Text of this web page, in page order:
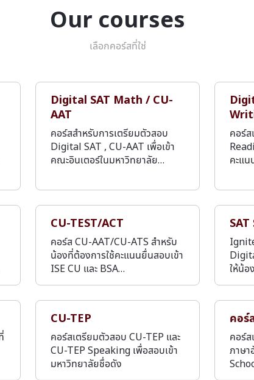
Our courses
เลือกคอร์สที่ใช่
Digital SAT Math / CU-
AAT
คอร์สสำหรับการเตรียมตัวสอบ
Digital SAT , CU-AAT เพื่อเข้า
คณะอินเตอร์ในมหาวิทยาลัย…
คอร์ส
คะแ
CU-TEST/ACT
คอร์ส CU-AAT/CU-ATS สำหรับ
น้องที่ต้องการใช้คะแนนยื่นสอบเข้า
ISE CU และ BSA…
ให้น้อ
CU-TEP
คอร์สเตรียมตัวสอบ CU-TEP และ
CU-TEP Speaking เพื่อสอบเข้า
มหาวิทยาลัยชื่อดัง
คอร์
คอร์
ภาษ